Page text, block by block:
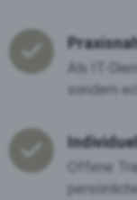
Als IT-
sondern
Offene